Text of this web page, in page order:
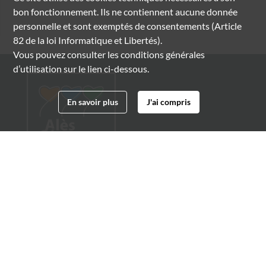
bon fonctionnement. Ils ne contiennent aucune donnée
personnelle et sont exemptés de consentements (Article
82 de la loi Informatique et Libertés).
Vous pouvez consulter les conditions générales
d’utilisation sur le lien ci-dessous.
En savoir plus J'ai compris